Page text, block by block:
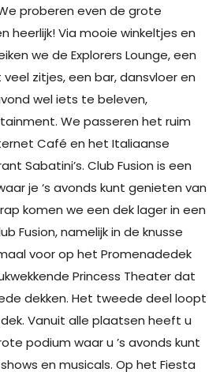
proberen even de grote
heerlijk! Via mooie winkeltjes en
we de Explorers Lounge, een
zitjes, een bar, dansvloer en
wel iets te beleven,
We passeren het ruim
Café en het Italiaanse
Sabatini’s. Club Fusion is een
je ‘s avonds kunt genieten van
komen we een dek lager in een
Fusion, namelijk in de knusse
voor op het Promenadedek
Princess Theater dat
dekken. Het tweede deel loopt
Vanuit alle plaatsen heeft u
podium waar u ’s avonds kunt
en musicals. Op het Fiesta